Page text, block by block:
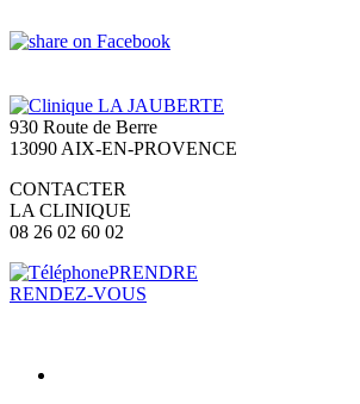
930 Route de Berre
13090 AIX-EN-PROVENCE
CONTACTER
LA CLINIQUE
08 26 02 60 02
PRENDRE
RENDEZ-VOUS